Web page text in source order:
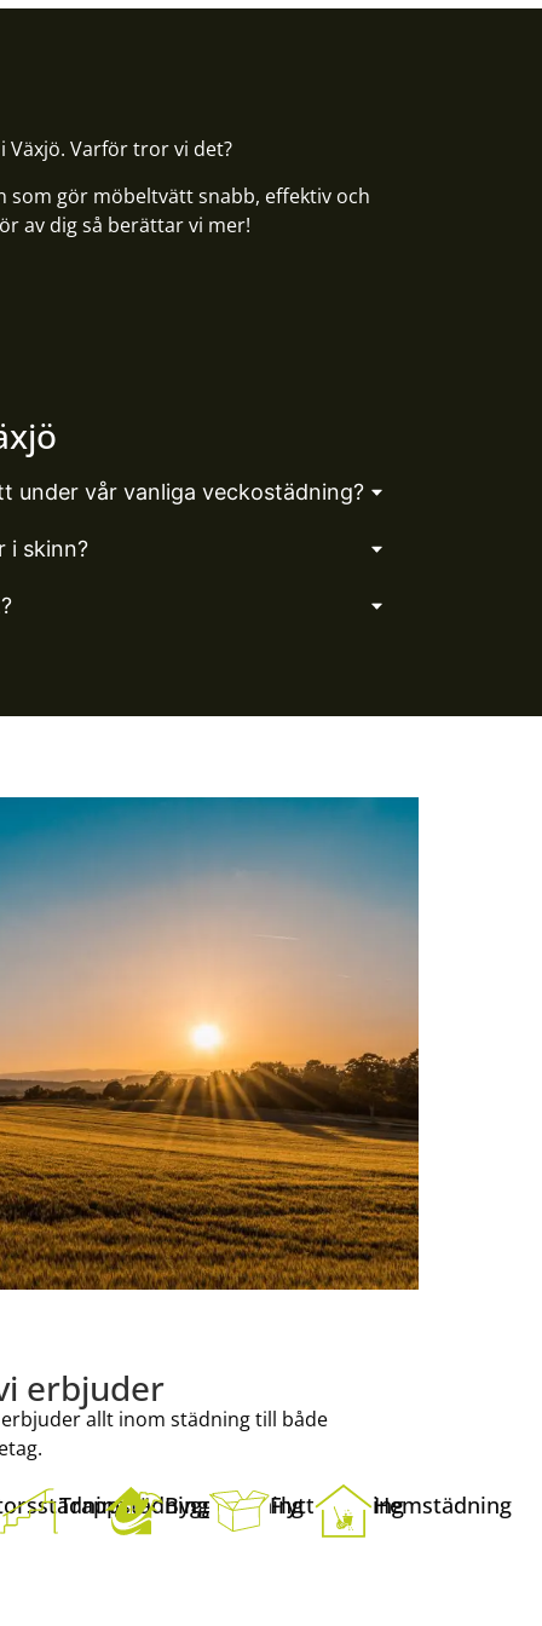
Varför tror vi det?
gör möbeltvätt snabb, effektiv och
av dig så berättar vi mer!
under vår vanliga veckostädning?
i skinn?
erbjuder
allt inom städning till både
TrappstädningByggstädningFlyttstädningHemstädning